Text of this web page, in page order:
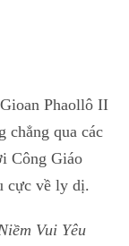
Phaollô II
chẳng qua các
Công Giáo
cực về ly dị.
Vui Yêu